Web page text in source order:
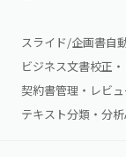
スライド/企画書自
ビジネス文書校正
契約書管理・レビュ
テキスト分類・分析